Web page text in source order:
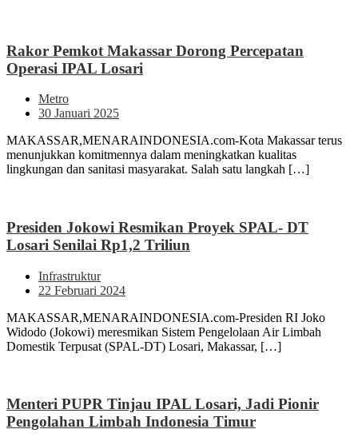
Rakor Pemkot Makassar Dorong Percepatan
Operasi IPAL Losari
Metro
30 Januari 2025
MAKASSAR,MENARAINDONESIA.com-Kota Makassar terus
menunjukkan komitmennya dalam meningkatkan kualitas
lingkungan dan sanitasi masyarakat. Salah satu langkah […]
Presiden Jokowi Resmikan Proyek SPAL- DT
Losari Senilai Rp1,2 Triliun
Infrastruktur
22 Februari 2024
MAKASSAR,MENARAINDONESIA.com-Presiden RI Joko
Widodo (Jokowi) meresmikan Sistem Pengelolaan Air Limbah
Domestik Terpusat (SPAL-DT) Losari, Makassar, […]
Menteri PUPR Tinjau IPAL Losari, Jadi Pionir
Pengolahan Limbah Indonesia Timur